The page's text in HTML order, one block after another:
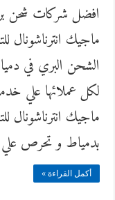
ماجيك
الشحن البري في
لكل عملائها علي
ماجيك انترناشونال
بدمياط و تحرص
أكمل القراءة »